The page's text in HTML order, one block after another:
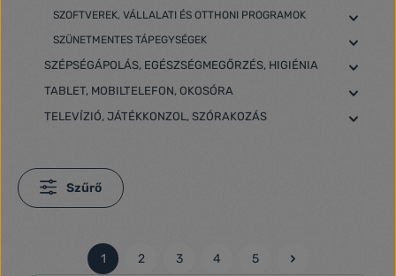
SZOFTVEREK, VÁLLALATI ÉS OTTHONI PROGRAMOK
SZÜNETMENTES TÁPEGYSÉGEK
SZÉPSÉGÁPOLÁS, EGÉSZSÉGMEGŐRZÉS, HIGIÉNIA
TABLET, MOBILTELEFON, OKOSÓRA
TELEVÍZIÓ, JÁTÉKKONZOL, SZÓRAKOZÁS
Szűrő
Oldal
1
Oldal
2
Oldal
3
Oldal
4
Oldal
5